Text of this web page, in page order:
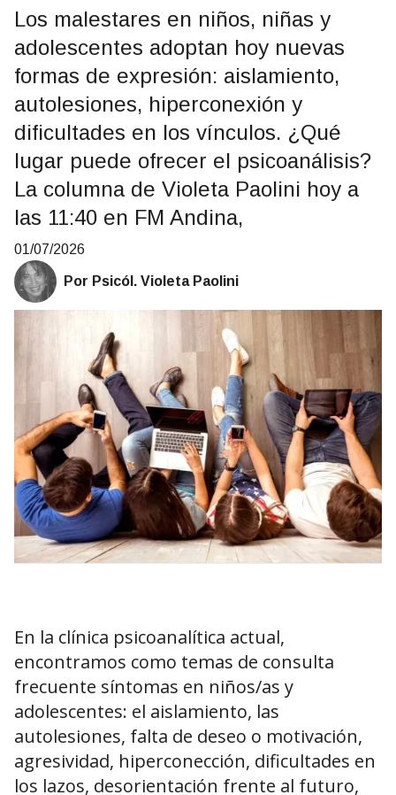
Los malestares en niños, niñas y
adolescentes adoptan hoy nuevas
formas de expresión: aislamiento,
autolesiones, hiperconexión y
dificultades en los vínculos. ¿Qué
lugar puede ofrecer el psicoanálisis?
La columna de Violeta Paolini hoy a
las 11:40 en FM Andina,
01/07/2026
Por Psicól. Violeta Paolini
En la clínica psicoanalítica actual,
encontramos como temas de consulta
frecuente síntomas en niños/as y
adolescentes: el aislamiento, las
autolesiones, falta de deseo o motivación,
agresividad, hiperconección, dificultades en
los lazos, desorientación frente al futuro,